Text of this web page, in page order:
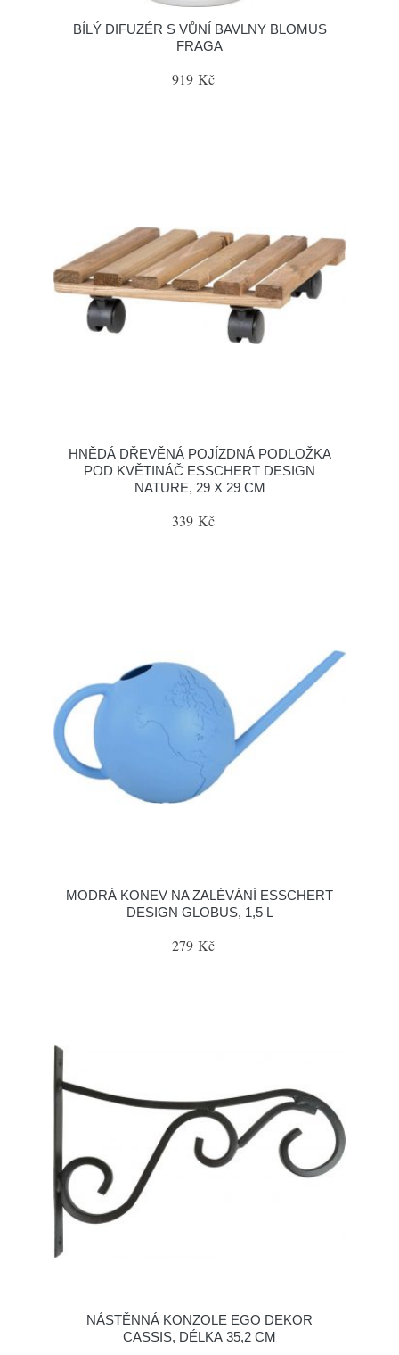
BÍLÝ DIFUZÉR S VŮNÍ BAVLNY BLOMUS
FRAGA
919 Kč
HNĚDÁ DŘEVĚNÁ POJÍZDNÁ PODLOŽKA
POD KVĚTINÁČ ESSCHERT DESIGN
NATURE, 29 X 29 CM
339 Kč
MODRÁ KONEV NA ZALÉVÁNÍ ESSCHERT
DESIGN GLOBUS, 1,5 L
279 Kč
NÁSTĚNNÁ KONZOLE EGO DEKOR
CASSIS, DÉLKA 35,2 CM